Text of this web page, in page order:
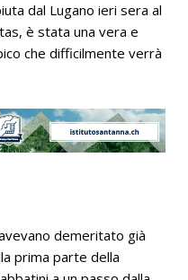
dal Lugano ieri sera al
è stata una vera e
che difficilmente verrà
demeritato già
prima parte della